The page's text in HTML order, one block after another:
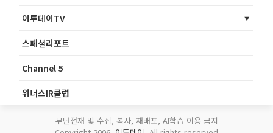
이투데이TV
스페셜리포트
Channel 5
위너스IR클럽
무단전재 및 수집, 복사, 재배포, AI학습 이용 금지